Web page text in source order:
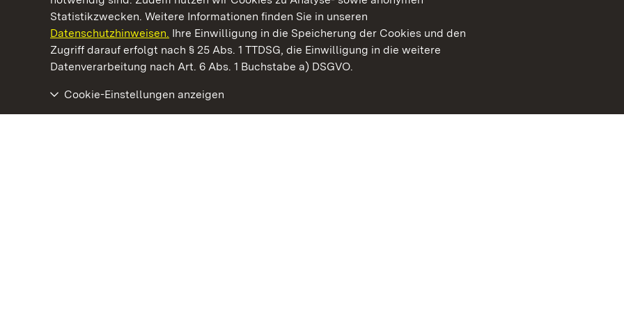
Statistikzwecken. Weitere Informationen finden Sie in unseren
Datenschutzhinweisen. Ihre Einwilligung in die Speicherung der Cookies und den
Zugriff darauf erfolgt nach § 25 Abs. 1 TTDSG, die Einwilligung in die weitere
Datenverarbeitung nach Art. 6 Abs. 1 Buchstabe a) DSGVO.
Cookie-Einstellungen anzeigen
Kommen. Staunen. Genießen.